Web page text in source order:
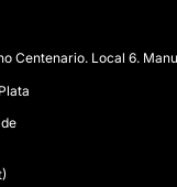
Centenario. Local 6.